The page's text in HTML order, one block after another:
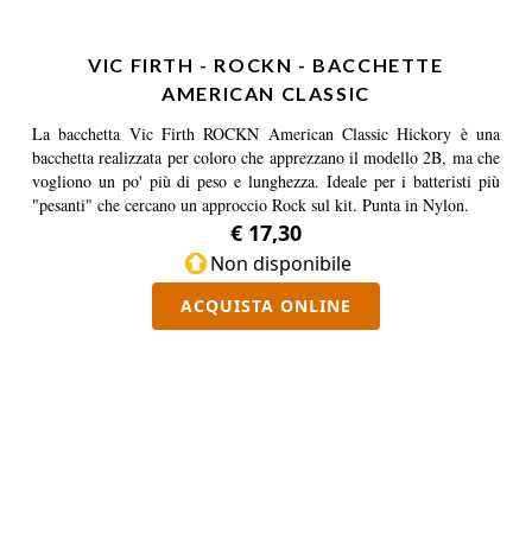
VIC FIRTH - ROCKN - BACCHETTE
AMERICAN CLASSIC
La bacchetta Vic Firth ROCKN American Classic Hickory è una
bacchetta realizzata per coloro che apprezzano il modello 2B, ma che
vogliono un po' più di peso e lunghezza. Ideale per i batteristi più
"pesanti" che cercano un approccio Rock sul kit. Punta in Nylon.
€ 17,30
Non disponibile
ACQUISTA ONLINE